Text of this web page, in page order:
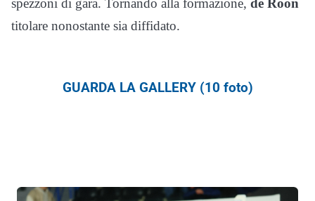
spezzoni di gara. Tornando alla formazione, de Roon
titolare nonostante sia diffidato.
GUARDA LA GALLERY (10 foto)